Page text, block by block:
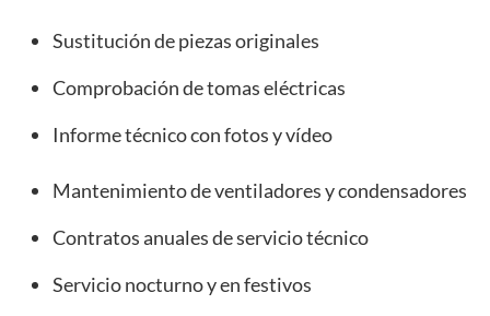
Sustitución de piezas originales
Comprobación de tomas eléctricas
Informe técnico con fotos y vídeo
Mantenimiento de ventiladores y condensadores
Contratos anuales de servicio técnico
Servicio nocturno y en festivos